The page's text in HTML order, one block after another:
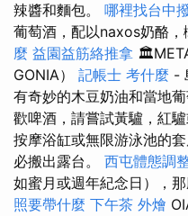
辣醬和麵包。 哪裡找台中
葡萄酒，配以naxos奶酪，
麼 益園益筋絡推拿
GONIA） 記帳士 考什麼 -
有奇妙的木豆奶油和當地葡
歡啤酒，請嘗試黃驢，紅
按摩浴缸或無限游泳池的
必搬出露台。 西屯體態調
如蜜月或週年紀念日），
照要帶什麼 下午茶 外燴